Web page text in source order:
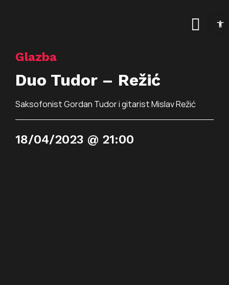
Kalendar događanja
Info
Glazba
Duo Tudor – Režić
Saksofonist Gordan Tudor i gitarist Mislav Režić
18/04/2023 @ 21:00
Open